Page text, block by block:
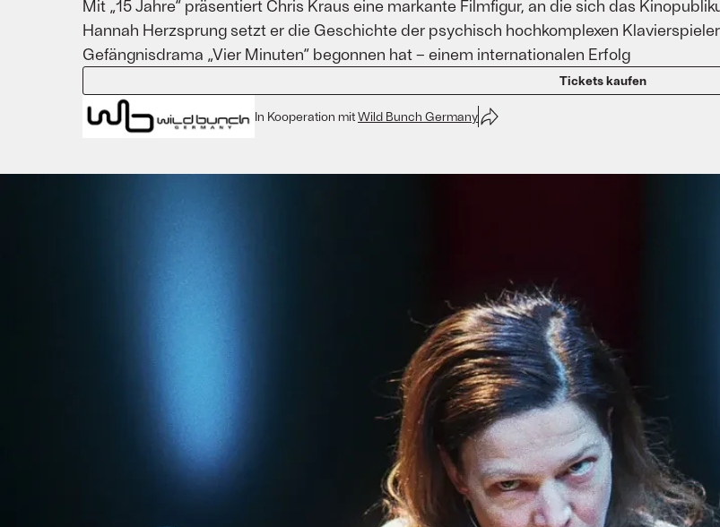
Mit „15 Jahre“ präsentiert Chris Kraus eine markante Filmfigur, an die sich das
Hannah Herzsprung setzt er die Geschichte der psychisch hochkomplexen
Gefängnisdrama „Vier Minuten“ begonnen hat – einem internationalen Erfolg
Tickets kaufen
In Kooperation mitWild Bunch Germany